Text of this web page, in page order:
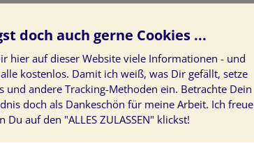
ist. Daraus erhalte ich schon sehr
wo ich derzeit stehe.Mein
doch auch gerne Cookies ...
hier auf dieser Website viele Informationen - und
kostenlos. Damit ich weiß, was Dir gefällt, setze
und andere Tracking-Methoden ein. Betrachte Dein
doch als Dankeschön für meine Arbeit. Ich freue
Du auf den "ALLES ZULASSEN" klickst!